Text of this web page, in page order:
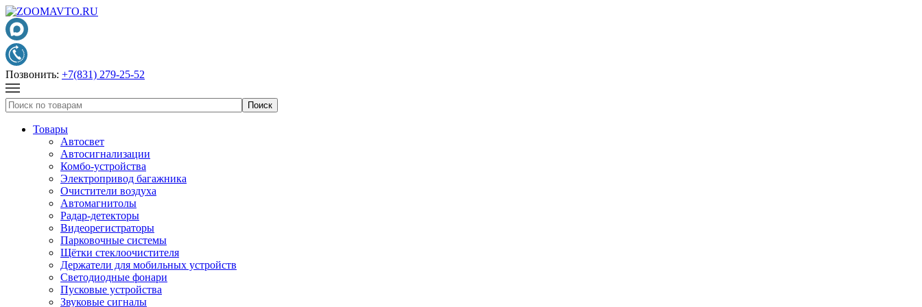
Позвонить: +7(831) 279-25-52
Товары
Автосвет
Автосигнализации
Комбо-устройства
Электропривод багажника
Очистители воздуха
Автомагнитолы
Радар-детекторы
Видеорегистраторы
Парковочные системы
Щётки стеклоочистителя
Держатели для мобильных устройств
Светодиодные фонари
Пусковые устройства
Звуковые сигналы